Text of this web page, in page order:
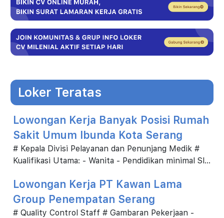
Loker Teratas
Lowongan Kerja Banyak Posisi Rumah
Sakit Umum Ibunda Kota Serang
# Kepala Divisi Pelayanan dan Penunjang Medik #
Kualifikasi Utama: - Wanita - Pendidikan minimal Sl
Lowongan Kerja PT Kawan Lama
Group Penempatan Serang
# Quality Control Staff # Gambaran Pekerjaan -